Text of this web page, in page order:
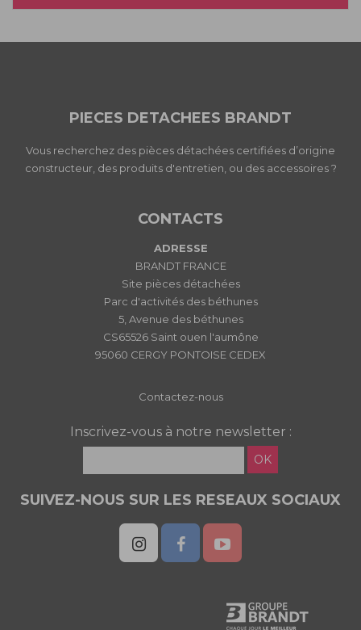
PIECES DETACHEES BRANDT
Vous recherchez des pièces détachées certifiées d’origine
constructeur, des produits d'entretien, ou des accessoires ?
CONTACTS
ADRESSE
BRANDT FRANCE
Site pièces détachées
Parc d'activités des béthunes
5, Avenue des béthunes
CS65526 Saint ouen l'aumône
95060 CERGY PONTOISE CEDEX
Contactez-nous
Inscrivez-vous à notre newsletter :
OK
SUIVEZ-NOUS SUR LES RESEAUX SOCIAUX